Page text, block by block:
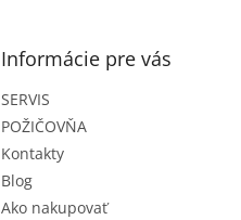
Informácie pre vás
SERVIS
POŽIČOVŇA
Kontakty
Blog
Ako nakupovať